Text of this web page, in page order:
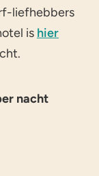
liefhebbers
is hier
nacht